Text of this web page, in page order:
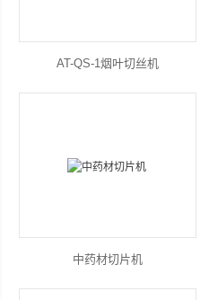
AT-QS-1烟叶切丝机
中药材切片机